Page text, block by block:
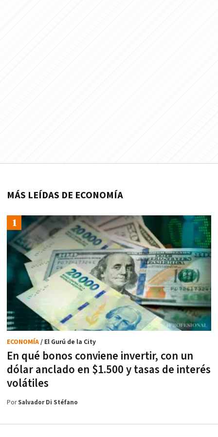
MÁS LEÍDAS DE ECONOMÍA
En qué bonos conviene invertir, con un
dólar anclado en $1.500 y tasas de interés
volátiles
ECONOMÍA/ El Gurú de la City
PorSalvador Di Stéfano